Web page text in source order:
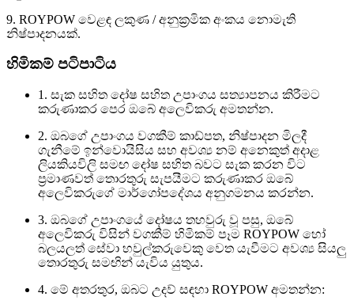
9. ROYPOW වෙළඳ ලකුණ / අනුක්‍රමික අංකය නොමැති
නිෂ්පාදනයක්.
හිමිකම් පටිපාටිය
1. සැක සහිත දෝෂ සහිත උපාංගය සත්‍යාපනය කිරීමට
කරුණාකර පෙර ඔබේ අලෙවිකරු අමතන්න.
2. ඔබගේ උපාංගය වගකීම් කාඩ්පත, නිෂ්පාදන මිලදී
ගැනීමේ ඉන්වොයිසිය සහ අවශ්‍ය නම් අනෙකුත් අදාළ
ලියකියවිලි සමඟ දෝෂ සහිත බවට සැක කරන විට
ප්‍රමාණවත් තොරතුරු සැපයීමට කරුණාකර ඔබේ
අලෙවිකරුගේ මාර්ගෝපදේශය අනුගමනය කරන්න.
3. ඔබගේ උපාංගයේ දෝෂය තහවුරු වූ පසු, ඔබේ
අලෙවිකරු විසින් වගකීම් හිමිකම් පෑම ROYPOW හෝ
බලයලත් සේවා හවුල්කරුවෙකු වෙත යැවීමට අවශ්‍ය සියලු
තොරතුරු සමඟින් යැවිය යුතුය.
4. මේ අතරතුර, ඔබට උදව් සඳහා ROYPOW අමතන්න: